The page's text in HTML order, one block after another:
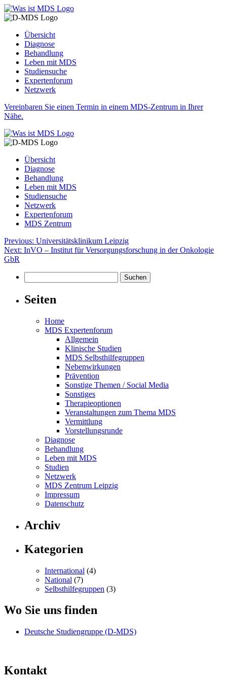
Übersicht
Diagnose
Behandlung
Leben mit MDS
Studiensuche
Expertenforum
Netzwerk
Vereinbaren Sie einen Termin in einem MDS-Zentrum in Ihrer
Nähe.
Übersicht
Diagnose
Behandlung
Leben mit MDS
Studiensuche
Netzwerk
Expertenforum
MDS Zentrum
Beitragsnavigation
Previous: Universitätsklinikum Leipzig
Next: InVO – Institut für Versorgungsforschung in der Onkologie
GbR
nach:
Seiten
Home
MDS Expertenforum
Allgemein
Klinische Studien
MDS Selbsthilfegruppen
Nebenwirkungen
Prävention
Sonstige Themen / Social Media
Sonstiges
Therapieoptionen
Veranstaltungen zum Thema MDS
Vermittlung
Vorstellungsrunde
Diagnose
Behandlung
Leben mit MDS
Studien
Netzwerk
MDS Zentrum Leipzig
Impressum
Datenschutz
Archiv
Kategorien
International (4)
National (7)
Selbsthilfegruppen (3)
Wo Sie uns finden
Deutsche Studiengruppe (D-MDS)
Kontakt